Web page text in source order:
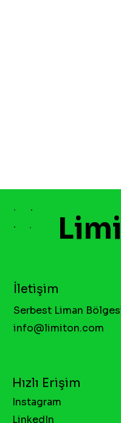
İletişim
Serbest Liman
info@limiton.com
Hızlı Erişim
Instagram
LinkedIn